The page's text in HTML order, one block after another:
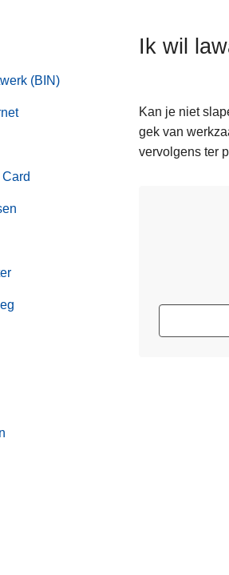
(BIN)
Ik wil
Kan je niet
gek van
vervolgens ter